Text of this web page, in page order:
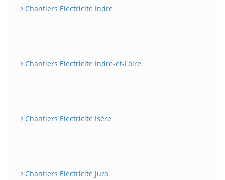
Chantiers Electricite Indre
Chantiers Electricite Indre-et-Loire
Chantiers Electricite Isère
Chantiers Electricite Jura